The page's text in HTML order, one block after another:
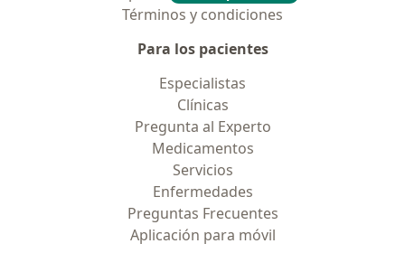
Términos y condiciones
Para los pacientes
Especialistas
Clínicas
Pregunta al Experto
Medicamentos
Servicios
Enfermedades
Preguntas Frecuentes
Aplicación para móvil